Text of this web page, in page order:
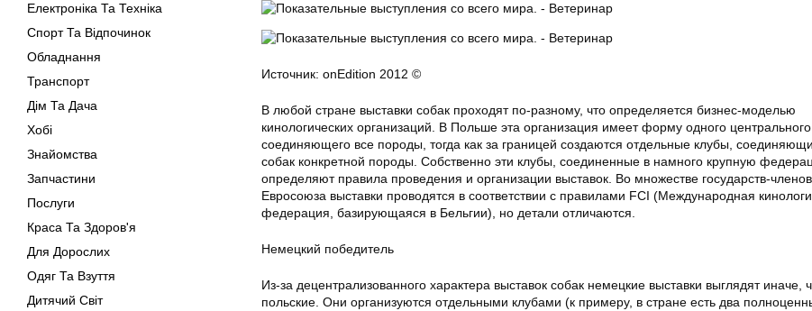
Електроніка Та Техніка
Спорт Та Відпочинок
Обладнання
Транспорт
Дім Та Дача
Хобі
Знайомства
Запчастини
Послуги
Краса Та Здоров'я
Для Дорослих
Одяг Та Взуття
Дитячий Світ
Источник: onEdition 2012 ©
В любой стране выставки собак проходят по-разному, что определяется бизнес-моделью
кинологических организаций. В Польше эта организация имеет форму одного центрального
соединяющего все породы, тогда как за границей создаются отдельные клубы,
собак конкретной породы. Собственно эти клубы, соединенные в намного крупную
определяют правила проведения и организации выставок. Во множестве государств-членов
Евросоюза выставки проводятся в соответствии с правилами FCI (Международная
федерация, базирующаяся в Бельгии), но детали отличаются.
Немецкий победитель
Из-за децентрализованного характера выставок собак немецкие выставки выглядят иначе,
польские. Они организуются отдельными клубами (к примеру, в стране есть два